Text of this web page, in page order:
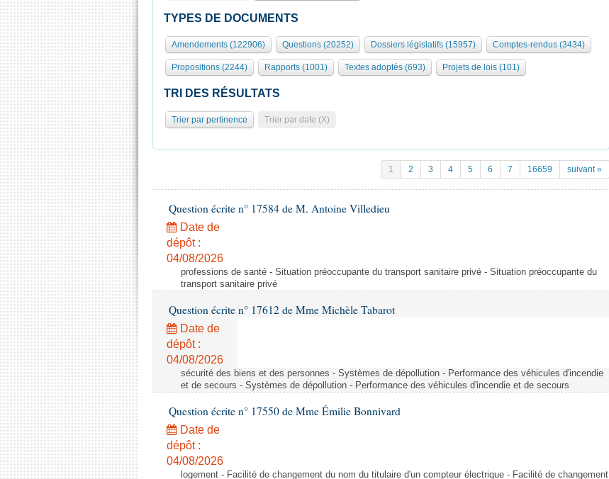
TYPES DE DOCUMENTS
Amendements (122906) Questions (20252) Dossiers législatifs (15957) Comptes-rendus (3434)
Propositions (2244) Rapports (1001) Textes adoptés (693) Projets de lois (101)
TRI DES RÉSULTATS
Trier par pertinence Trier par date (X)
1 2 3 4 5 6 7 16659 suivant »
Question écrite n° 17584 de M. Antoine Villedieu
Date de
dépôt :
04/08/2026
professions de santé - Situation préoccupante du transport sanitaire privé - Situation préoccupante du
transport sanitaire privé
Question écrite n° 17612 de Mme Michèle Tabarot
Date de
dépôt :
04/08/2026
sécurité des biens et des personnes - Systèmes de dépollution - Performance des véhicules d'incendie
et de secours - Systèmes de dépollution - Performance des véhicules d'incendie et de secours
Question écrite n° 17550 de Mme Émilie Bonnivard
Date de
dépôt :
04/08/2026
logement - Facilité de changement du nom du titulaire d'un compteur électrique - Facilité de changement